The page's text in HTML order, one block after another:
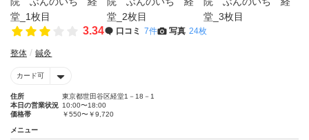
3.34 口コミ 7件 写真 24枚
整体 鍼灸
カード可
住所
東京都世田谷区経堂1－18－1
本日の営業状況 10:00〜18:00
価格帯
￥550〜￥9,720
メニュー